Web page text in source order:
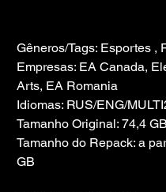
Gêneros/Tags: Esportes ,
Empresas: EA Canada,
Arts, EA Romania
Idiomas: RUS/ENG/
Tamanho Original: 74,4 GB
Tamanho do Repack: a
GB